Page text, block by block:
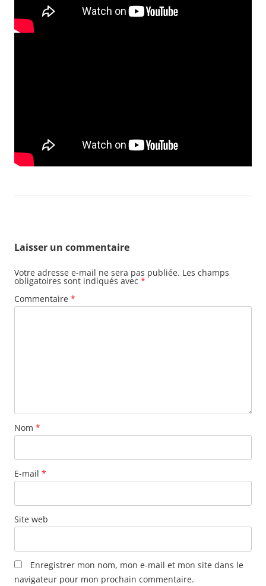
Laisser un commentaire
Votre adresse e-mail ne sera pas publiée. Les champs
obligatoires sont indiqués avec *
Commentaire *
Nom *
E-mail *
Site web
Enregistrer mon nom, mon e-mail et mon site dans le
navigateur pour mon prochain commentaire.